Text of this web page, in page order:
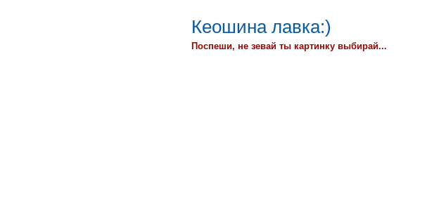
Кеошина лавка:)
Поспеши, не зевай ты картинку выбирай...